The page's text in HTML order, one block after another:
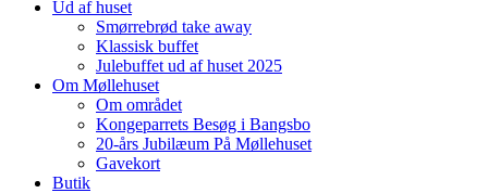
Ud af huset
Smørrebrød take away
Klassisk buffet
Julebuffet ud af huset 2025
Om Møllehuset
Om området
Kongeparrets Besøg i Bangsbo
20-års Jubilæum På Møllehuset
Gavekort
Butik